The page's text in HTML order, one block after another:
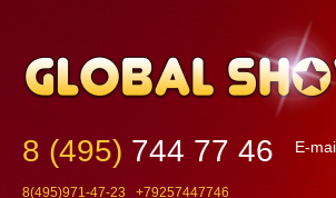
8 (495) 744 77 46
8(495)971-47-23 +79257447746
E-